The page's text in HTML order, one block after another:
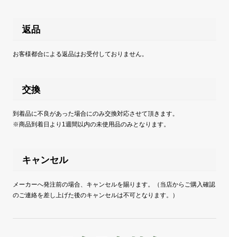
返品
お客様都合による返品はお受付しておりません。
交換
到着品に不良があった場合にのみ交換対応させて頂きます。
※商品到着日より1週間以内の未使用品のみとなります。
キャンセル
メーカーへ発注前の場合、キャンセルを賜ります。（当店からご購入確認
のご連絡を差し上げた後のキャンセルは不可となります。）